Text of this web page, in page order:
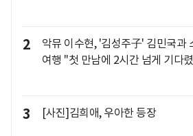
2
악뮤 이수현, '김성주子' 김민국과
여행 "첫 만남에 2시간 넘게 기다
3 [사진]김희애, 우아한 등장